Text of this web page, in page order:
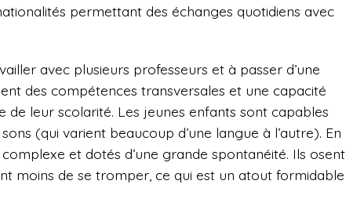
permettant des échanges quotidiens avec
avec plusieurs professeurs et à passer d’une
des compétences transversales et une capacité
de leur scolarité. Les jeunes enfants sont capables
(qui varient beaucoup d’une langue à l’autre). En
et dotés d’une grande spontanéité. Ils osent
moins de se tromper, ce qui est un atout formidable